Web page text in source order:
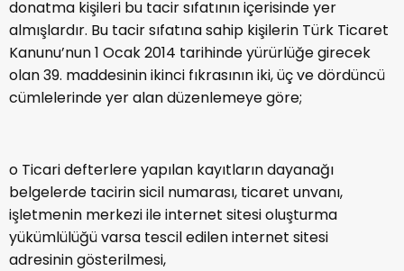
donatma kişileri bu tacir sıfatının içerisinde yer
almışlardır. Bu tacir sıfatına sahip kişilerin Türk Ticaret
Kanunu’nun 1 Ocak 2014 tarihinde yürürlüğe girecek
olan 39. maddesinin ikinci fıkrasının iki, üç ve dördüncü
cümlelerinde yer alan düzenlemeye göre;
o Ticari defterlere yapılan kayıtların dayanağı
belgelerde tacirin sicil numarası, ticaret unvanı,
işletmenin merkezi ile internet sitesi oluşturma
yükümlülüğü varsa tescil edilen internet sitesi
adresinin gösterilmesi,